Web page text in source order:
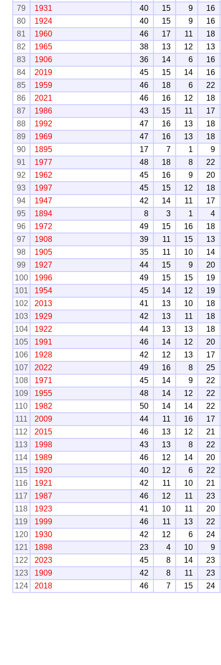
79
1931 40 15 9
16
80
1924 40 15 9
16
81
1960 46 17 11
18
82
1965 38 13 12
13
83
1906 36 14 6
16
84
2019 45 15 14
16
85
1959 46 18 6
22
86
2021 46 16 12
18
87
1986 43 15 11
17
88
1992 47 16 13
18
89
1969 47 16 13
18
90
1895 17 7 1
9
91
1977 48 18 8
22
92
1962 45 16 9
20
93
1997 45 15 12
18
94
1947 42 14 11
17
95
1894 8 3 1
4
96
1972 49 15 16
18
97
1908 39 11 15
13
98
1905 35 11 10
14
99
1927 44 15 9
20
100
1996 49 15 15
19
101
1954 45 14 12
19
102
2013 41 13 10
18
103
1929 42 13 11
18
104
1922 44 13 13
18
105
1991 46 14 12
20
106
1928 42 12 13
17
107
2022 49 16 8
25
108
1971 45 14 9
22
109
1955 48 14 12
22
110
1982 50 14 14
22
111
2009 44 11 16
17
112
2015 46 13 12
21
113
1998 43 13 8
22
114
1989 46 12 14
20
115
1920 40 12 6
22
116
1921 42 11 10
21
117
1987 46 12 11
23
118
1923 41 10 11
20
119
1999 46 11 13
22
120
1930 42 12 6
24
121
1898 23 4 10
9
122
2023 45 8 14
23
123
1909 42 8 11
23
124
2018 46 7 15 24